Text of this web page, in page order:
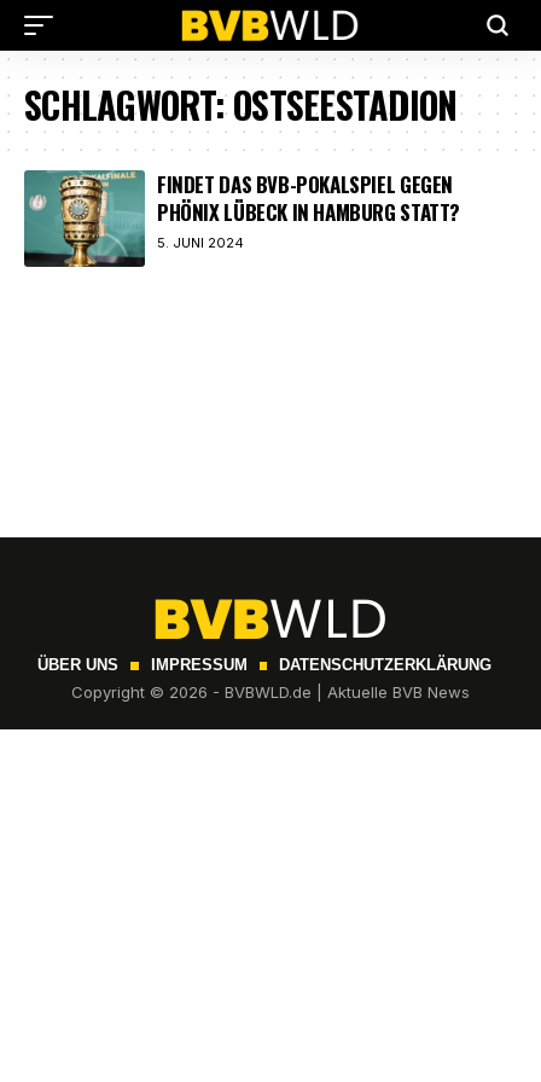
SCHLAGWORT:OSTSEESTADION
FINDET DAS BVB-POKALSPIEL GEGEN
PHÖNIX LÜBECK IN HAMBURG STATT?
5. JUNI 2024
ÜBER UNS IMPRESSUM DATENSCHUTZERKLÄRUNG
Copyright © 2026 - BVBWLD.de | Aktuelle BVB News